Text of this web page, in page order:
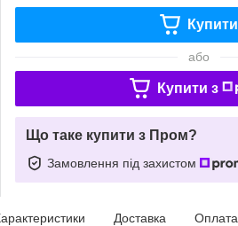
Купити
або
Купити з
Що таке купити з Пром?
Замовлення під захистом
Доставка Оплата